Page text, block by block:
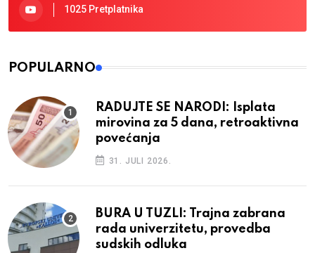
1025 Pretplatnika
POPULARNO
RADUJTE SE NARODI: Isplata
mirovina za 5 dana, retroaktivna
povećanja
31. JULI 2026.
BURA U TUZLI: Trajna zabrana
rada univerzitetu, provedba
sudskih odluka